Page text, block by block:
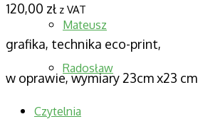
Mateusz
Radosław
Czytelnia
120,00 zł z VAT
grafika, technika eco-print,
w oprawie, wymiary 23cm x23 cm